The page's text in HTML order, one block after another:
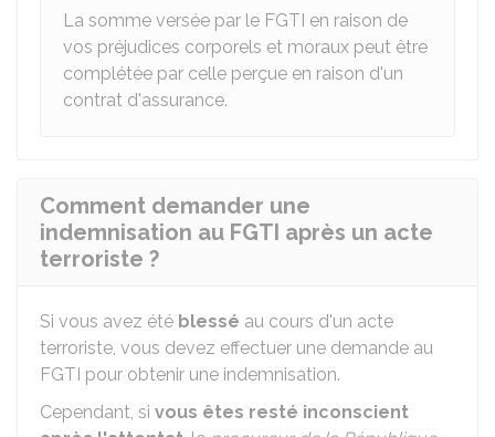
La somme versée par le FGTI en raison de
vos préjudices corporels et moraux peut être
complétée par celle perçue en raison d'un
contrat d'assurance.
Comment demander une
indemnisation au FGTI après un acte
terroriste ?
Si vous avez été blessé au cours d'un acte
terroriste, vous devez effectuer une demande au
FGTI pour obtenir une indemnisation.
Cependant, si vous êtes resté inconscient